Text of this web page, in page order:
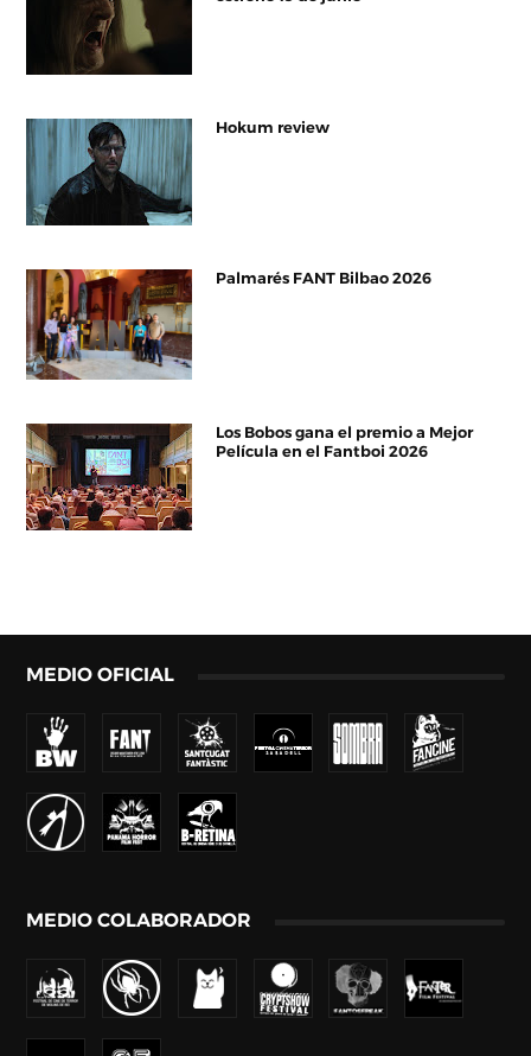
Hokum review
Palmarés FANT Bilbao 2026
Los Bobos gana el premio a Mejor
Película en el Fantboi 2026
MEDIO OFICIAL
MEDIO COLABORADOR